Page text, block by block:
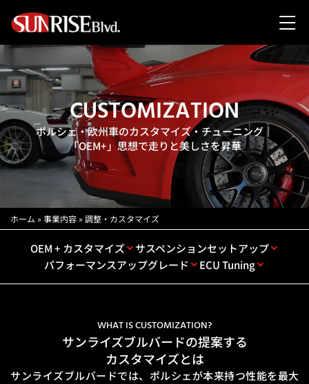
CUSTOMIZATION
ポルシェ・欧州車のカスタマイズ・チューニング｜
「OEM+」思想で走りと美しさを昇華
ホーム »事業内容 »調整・カスタマイズ
OEM + カスタマイズ
サスペンションセットアップ
パフォーマンスアップグレード
ECU Tuning
WHAT IS CUSTOMIZATION?
サンライズブルバードの提案する
カスタマイズとは
サンライズブルバードでは、ポルシェが本来持つ性能を最大